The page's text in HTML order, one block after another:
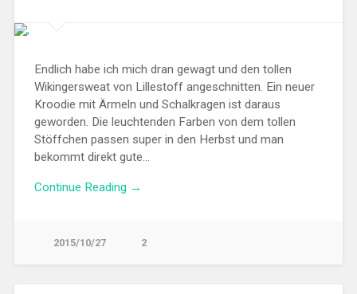
Endlich habe ich mich dran gewagt und den tollen
Wikingersweat von Lillestoff angeschnitten. Ein neuer
Kroodie mit Ärmeln und Schalkragen ist daraus
geworden. Die leuchtenden Farben von dem tollen
Stöffchen passen super in den Herbst und man
bekommt direkt gute…
Continue Reading →
2015/10/27 2